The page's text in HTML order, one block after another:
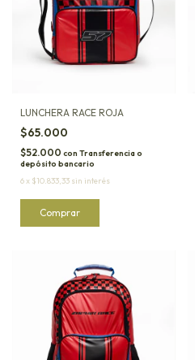
LUNCHERA RACE ROJA
$65.000
$52.000 con Transferencia o
depósito bancario
6x $10.833,33 sin interés